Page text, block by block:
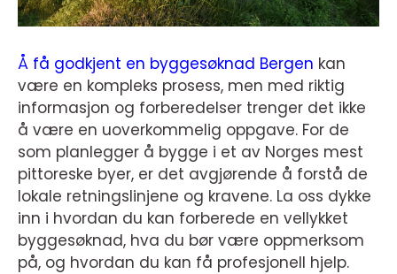
Å få godkjent en byggesøknad Bergen kan
være en kompleks prosess, men med riktig
informasjon og forberedelser trenger det ikke
å være en uoverkommelig oppgave. For de
som planlegger å bygge i et av Norges mest
pittoreske byer, er det avgjørende å forstå de
lokale retningslinjene og kravene. La oss dykke
inn i hvordan du kan forberede en vellykket
byggesøknad, hva du bør være oppmerksom
på, og hvordan du kan få profesjonell hjelp.